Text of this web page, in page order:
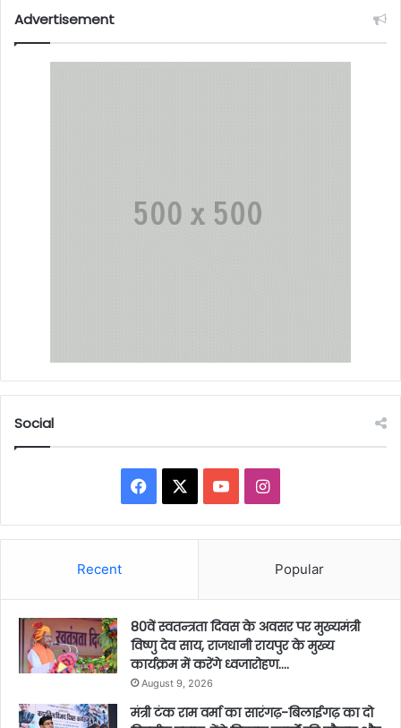
Advertisement
Social
Facebook YouTubeInstagram
Recent Popular
80वें स्वतन्त्रता दिवस के अवसर पर मुख्यमंत्री
विष्णु देव साय, राजधानी रायपुर के मुख्य
कार्यक्रम में करेंगे ध्वजारोहण….
August 9, 2026
मंत्री टंक राम वर्मा का सारंगढ़-बिलाईगढ़ का दो